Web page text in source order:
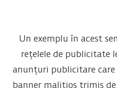
Un exemplu în acest
rețelele de publicitate
anunțuri publicitare care
banner malițios trimis